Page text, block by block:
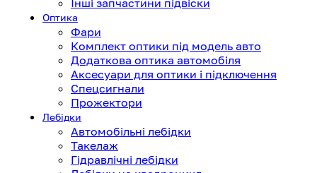
Оптика
Фари
Комплект оптики під модель авто
Додаткова оптика автомобіля
Аксесуари для оптики і підключення
Спецсигнали
Прожектори
Лебідки
Автомобільні лебідки
Такелаж
Гідравлічні лебідки